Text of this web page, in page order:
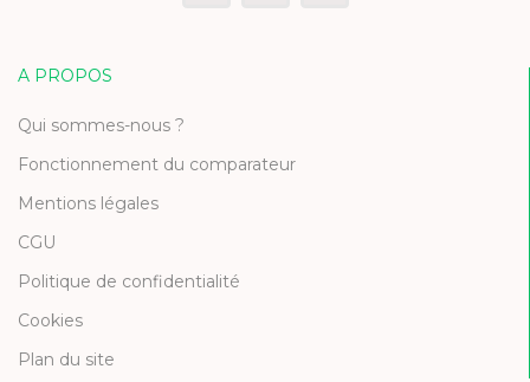
A PROPOS
Qui sommes-nous ?
Fonctionnement du comparateur
Mentions légales
CGU
Politique de confidentialité
Cookies
Plan du site